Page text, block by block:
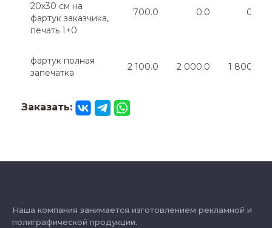
20х30 см на
фартук заказчика,
печать 1+0
700.0 0.0 0.0
фартук полная
запечатка
2 100.0 2 000.0 1 800.0
Заказать:
Наша компания занимается изготовлением рекламной и
полиграфической продукции.